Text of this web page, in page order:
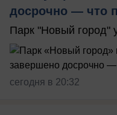
досрочно — что
Парк "Новый город"
сегодня в 20:32